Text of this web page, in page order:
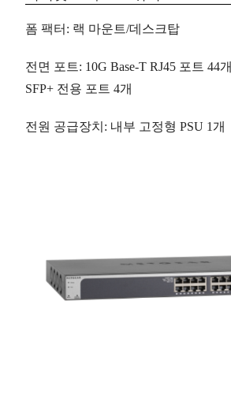
폼 팩터 : 랙 마운트/데스크탑
전면 포트: 10G Base-T RJ45 포트 44개
SFP+ 전용 포트 4개
전원 공급장치 : 내부 고정형 PSU 1개